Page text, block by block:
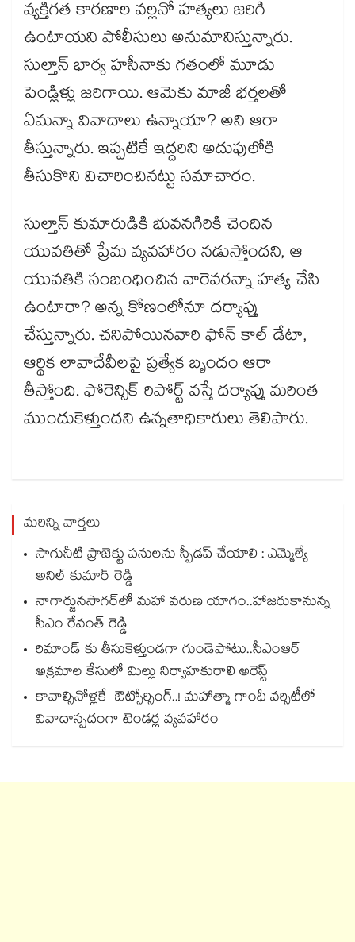
వ్యక్తిగత కారణాల వల్లనో హత్యలు జరిగి
ఉంటాయని పోలీసులు అనుమానిస్తున్నారు.
సుల్తాన్ భార్య హసీనాకు గతంలో మూడు
పెండ్లిళ్లు జరిగాయి. ఆమెకు మాజీ భర్తలతో
ఏమన్నా వివాదాలు ఉన్నాయా? అని ఆరా
తీస్తున్నారు. ఇప్పటికే ఇద్దరిని అదుపులోకి
తీసుకొని విచారించినట్టు సమాచారం.
సుల్తాన్ కుమారుడికి భువనగిరికి చెందిన
యువతితో ప్రేమ వ్యవహారం నడుస్తోందని, ఆ
యువతికి సంబంధించిన వారెవరన్నా హత్య చేసి
ఉంటారా? అన్న కోణంలోనూ దర్యాప్తు
చేస్తున్నారు. చనిపోయినవారి ఫోన్ కాల్ డేటా,
ఆర్థిక లావాదేవీలపై ప్రత్యేక బృందం ఆరా
తీస్తోంది. ఫోరెన్సిక్ రిపోర్ట్​ వస్తే దర్యాప్తు మరింత
ముందుకెళ్తుందని ఉన్నతాధికారులు తెలిపారు.
మరిన్ని వార్తలు
సాగునీటి ప్రాజెక్టు పనులను స్పీడప్ చేయాలి : ఎమ్మెల్యే
అనిల్ కుమార్ రెడ్డి
నాగార్జునసాగర్‌లో మహా వరుణ యాగం..హాజరుకానున్న
సీఎం రేవంత్ రెడ్డి
రిమాండ్ కు తీసుకెళ్తుండగా గుండెపోటు..సీఎంఆర్
అక్రమాల కేసులో మిల్లు నిర్వాహకురాలి అరెస్ట్
కావాల్సినోళ్లకే ఔట్సోర్సింగ్..! మహాత్మా గాంధీ వర్సిటీలో
వివాదాస్పదంగా టెండర్ల వ్యవహారం